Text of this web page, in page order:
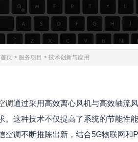
首页 > 服务项目 > 技术创新与应用
调通过采用高效离心风机与高效轴流
。这种技术不仅提高了系统的节能性
空调不断推陈出新，结合5G物联网和